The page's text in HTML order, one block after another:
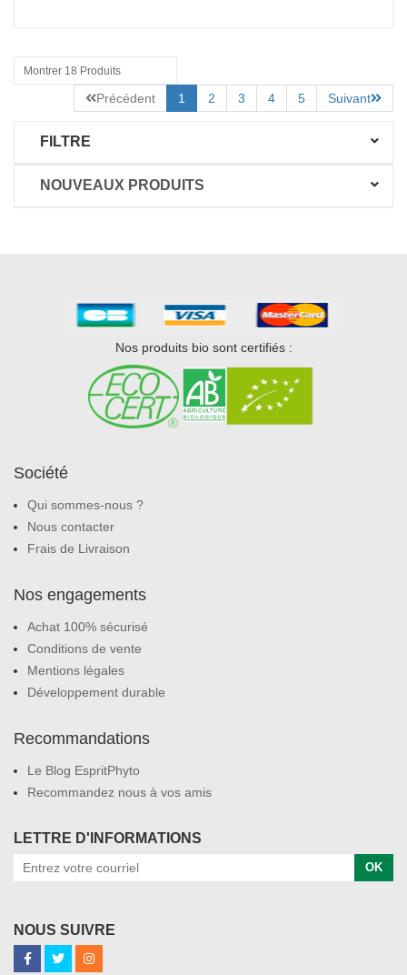
Montrer 18 Produits
Précédent 1 2 3 4 5 Suivant
FILTRE
NOUVEAUX PRODUITS
Nos produits bio sont certifiés :
Société
Qui sommes-nous ?
Nous contacter
Frais de Livraison
Nos engagements
Achat 100% sécurisé
Conditions de vente
Mentions légales
Développement durable
Recommandations
Le Blog EspritPhyto
Recommandez nous à vos amis
LETTRE D'INFORMATIONS
OK
NOUS SUIVRE